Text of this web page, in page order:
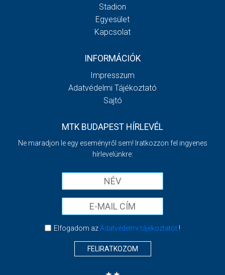
Stadion
Egyesület
Kapcsolat
INFORMÁCIÓK
Impresszum
Adatvédelmi Tájékoztató
Sajtó
MTK BUDAPEST HÍRLEVÉL
Ne maradjon le egy eseményről sem! Iratkozzon fel ingyenes
hírlevelünkre:
Elfogadom azAdatvédelmi tájékoztatót!
FELIRATKOZOM